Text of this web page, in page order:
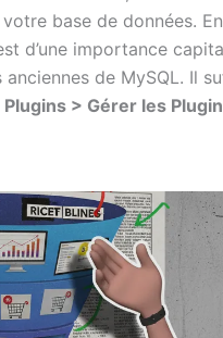
base de données.
d’une importance
de MySQL. Il
> Gérer les